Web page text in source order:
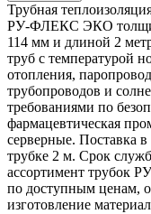
Трубная
РУ-ФЛЕКС ЭКО
114 мм и длиной 2
труб с температурой
отопления,
трубопроводов и
требованиями по
фармацевтическая
серверные. Поставка
трубке 2 м. Срок
ассортимент трубок
по доступным ценам,
изготовление